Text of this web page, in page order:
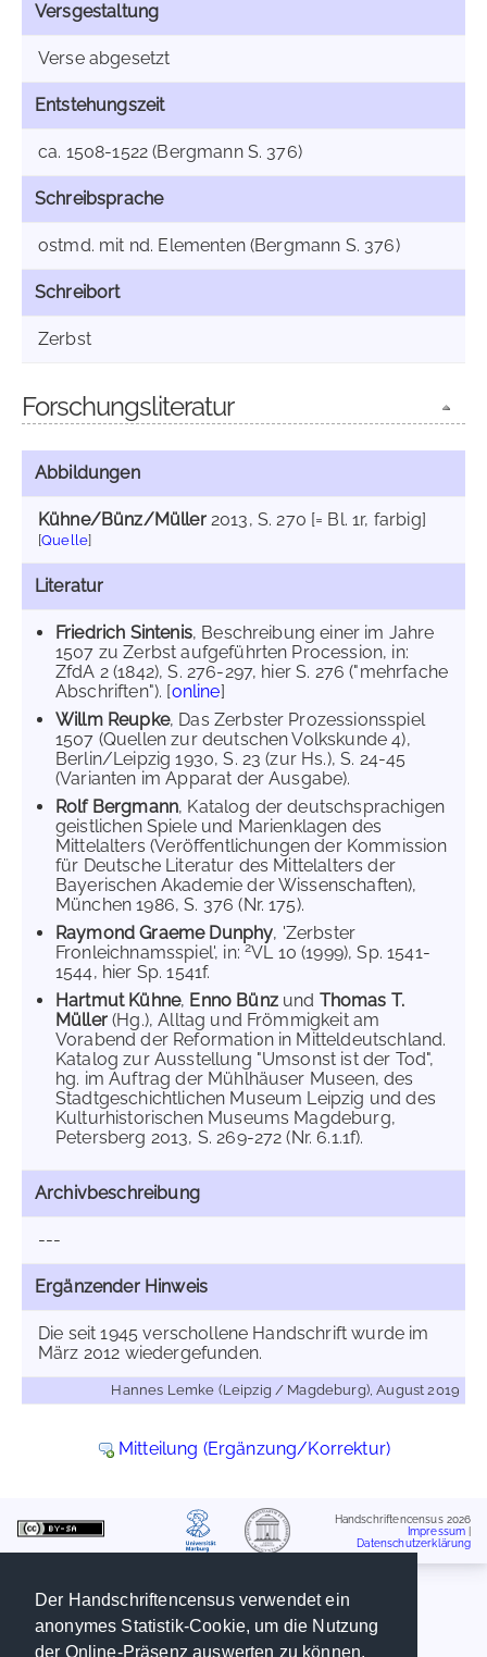
Der Handschriftencensus verwendet ein
anonymes Statistik-Cookie, um die Nutzung
der Online-Präsenz auswerten zu können.
Versgestaltung
Verse abgesetzt
Entstehungszeit
ca. 1508-1522 (Bergmann S. 376)
Schreibsprache
ostmd. mit nd. Elementen (Bergmann S. 376)
Schreibort
Zerbst
Forschungsliteratur
Abbildungen
Kühne/Bünz/Müller2013, S. 270 [= Bl. 1r, farbig]
[Quelle]
Literatur
Friedrich Sintenis, Beschreibung einer im Jahre
1507 zu Zerbst aufgeführten Procession, in:
ZfdA 2 (1842), S. 276-297, hier S. 276 ("mehrfache
Abschriften"). [online]
Willm Reupke, Das Zerbster Prozessionsspiel
1507 (Quellen zur deutschen Volkskunde 4),
Berlin/Leipzig 1930, S. 23 (zur Hs.), S. 24-45
(Varianten im Apparat der Ausgabe).
Rolf Bergmann, Katalog der deutschsprachigen
geistlichen Spiele und Marienklagen des
Mittelalters (Veröffentlichungen der Kommission
für Deutsche Literatur des Mittelalters der
Bayerischen Akademie der Wissenschaften),
München 1986, S. 376 (Nr. 175).
Raymond Graeme Dunphy, 'Zerbster
Fronleichnamsspiel', in:2VL 10 (1999), Sp. 1541-
1544, hier Sp. 1541f.
Hartmut Kühne, Enno Bünzund Thomas T.
Müller(Hg.), Alltag und Frömmigkeit am
Vorabend der Reformation in Mitteldeutschland.
Katalog zur Ausstellung "Umsonst ist der Tod",
hg. im Auftrag der Mühlhäuser Museen, des
Stadtgeschichtlichen Museum Leipzig und des
Kulturhistorischen Museums Magdeburg,
Petersberg 2013, S. 269-272 (Nr. 6.1.1f).
Archivbeschreibung
---
Ergänzender Hinweis
Die seit 1945 verschollene Handschrift wurde im
März 2012 wiedergefunden.
Hannes Lemke (Leipzig / Magdeburg), August 2019
Mitteilung (Ergänzung/Korrektur)
Handschriftencensus 2026
Impressum
Datenschutzerklärung